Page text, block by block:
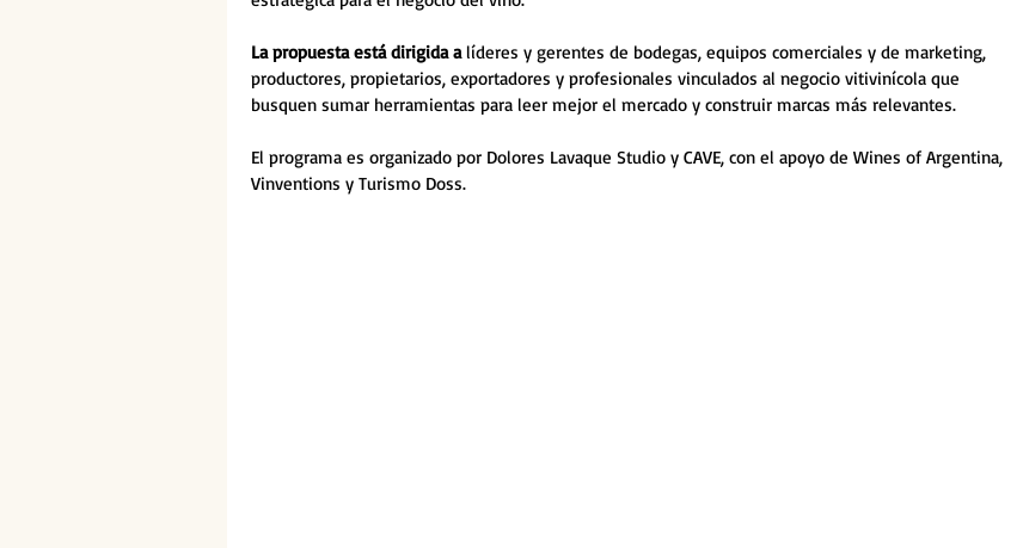
La propuesta está dirigida a líderes y gerentes de bodegas, equipos comerciales y de marketing,
productores, propietarios, exportadores y profesionales vinculados al negocio vitivinícola que
busquen sumar herramientas para leer mejor el mercado y construir marcas más relevantes.
El programa es organizado por Dolores Lavaque Studio y CAVE, con el apoyo de Wines of Argentina,
Vinventions y Turismo Doss.